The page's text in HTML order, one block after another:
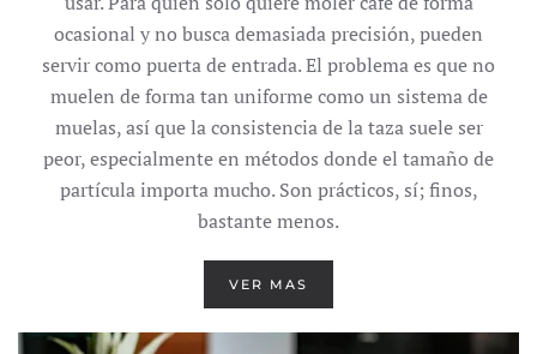
ocasional y no busca demasiada precisión, pueden
servir como puerta de entrada. El problema es que no
muelen de forma tan uniforme como un sistema de
muelas, así que la consistencia de la taza suele ser
peor, especialmente en métodos donde el tamaño de
partícula importa mucho. Son prácticos, sí; finos,
bastante menos.
VER MAS